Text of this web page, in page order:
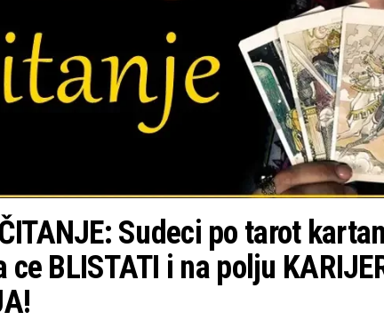
Sudeci po tarot
ce BLISTATI i na polju